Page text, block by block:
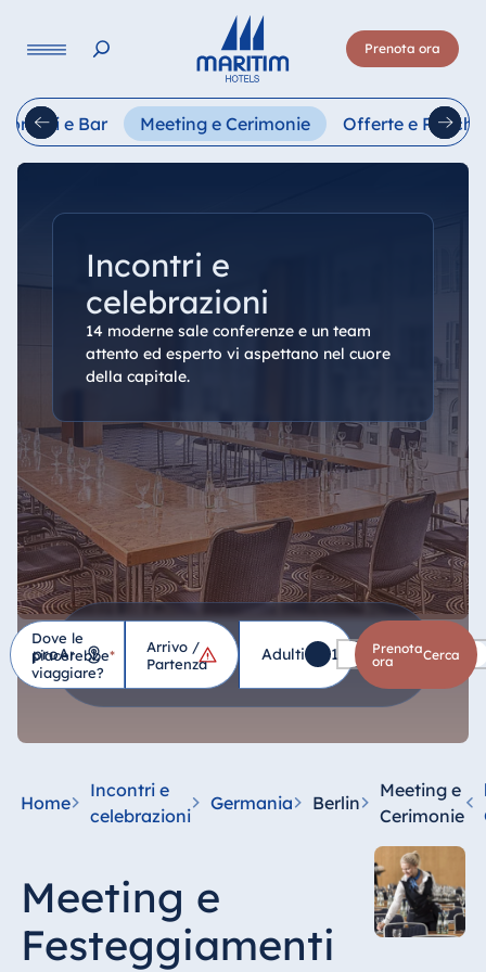
Prenota ora
English Français
e Bar Meeting e Cerimonie Offerte e
Incontri e
celebrazioni
14 moderne sale conferenze e un team
attento ed esperto vi aspettano nel cuore
della capitale.
Dove le
piacerebbe
viaggiare?
*
Hotel
Homburg
Hotel Bad
Wildungen
proArte Hotel
Berlin
Arrivo /
Partenza
Adulti 1 Bambini 0
Prenota
ora
cerca
Home
Incontri e
celebrazioni
Germania Berlin
Meeting e
Cerimonie
Meeting e
Festeggiamenti